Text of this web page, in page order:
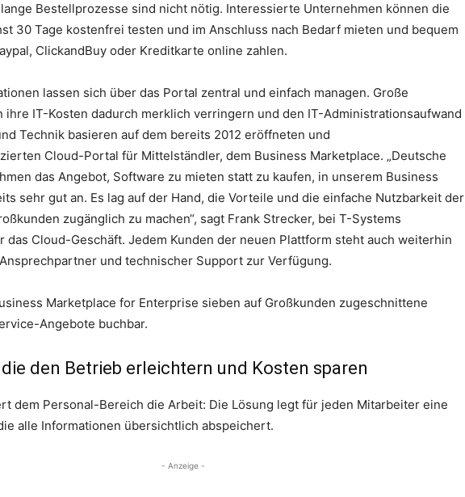
Bestellprozesse sind nicht nötig. Interessierte Unternehmen können die
30 Tage kostenfrei testen und im Anschluss nach Bedarf mieten und bequem
ClickandBuy oder Kreditkarte online zahlen.
lassen sich über das Portal zentral und einfach managen. Große
ihre IT-Kosten dadurch merklich verringern und den IT-Administrationsaufwand
Technik basieren auf dem bereits 2012 eröffneten und
Cloud-Portal für Mittelständler, dem Business Marketplace. „Deutsche
das Angebot, Software zu mieten statt zu kaufen, in unserem Business
sehr gut an. Es lag auf der Hand, die Vorteile und die einfache Nutzbarkeit der
zugänglich zu machen“, sagt Frank Strecker, bei T-Systems
das Cloud-Geschäft. Jedem Kunden der neuen Plattform steht auch weiterhin
und technischer Support zur Verfügung.
Marketplace for Enterprise sieben auf Großkunden zugeschnittene
Angebote buchbar.
den Betrieb erleichtern und Kosten sparen
dem Personal-Bereich die Arbeit: Die Lösung legt für jeden Mitarbeiter eine
alle Informationen übersichtlich abspeichert.
- Anzeige -